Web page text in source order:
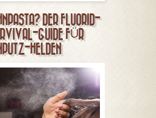
DER FLUORID-
GUIDE FÜR
HELDEN